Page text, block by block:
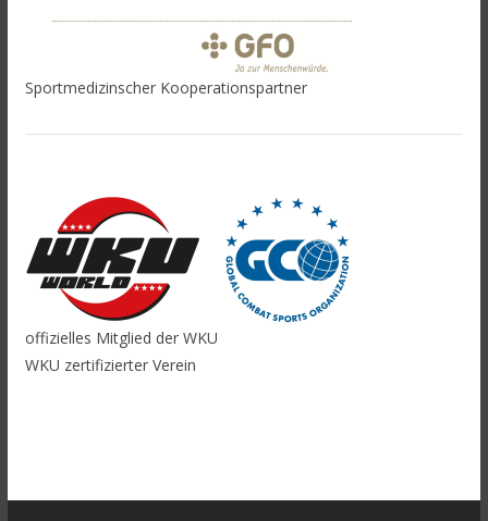
Sportmedizinscher Kooperationspartner
offizielles Mitglied der WKU
WKU zertifizierter Verein